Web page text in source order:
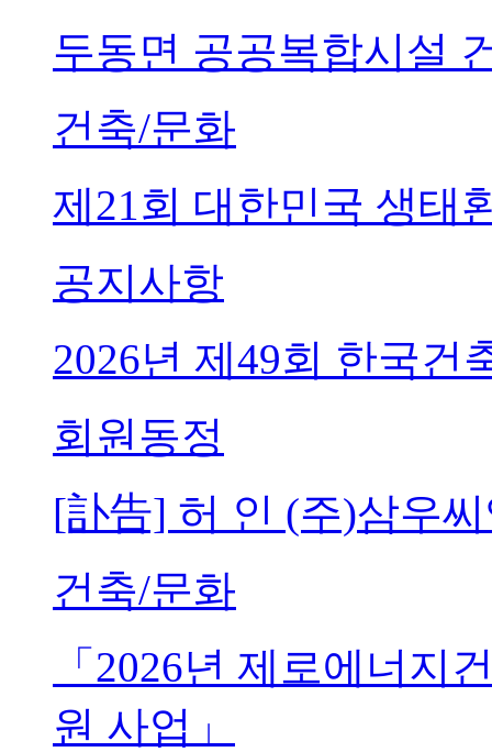
두동면 공공복합시설
건축/문화
제21회 대한민국 생태
공지사항
2026년 제49회 한국건
회원동정
[訃告] 허 인 (주)삼우
건축/문화
「2026년 제로에너지
원 사업」